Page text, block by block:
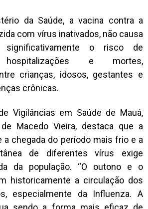
da Saúde, a vacina contra a
com vírus inativados, não causa
o risco de
hospitalizações e mortes,
crianças, idosos, gestantes e
crônicas.
Vigilâncias em Saúde de Mauá,
de Macedo Vieira, destaca que a
a chegada do período mais frio e a
de diferentes vírus exige
da população. “O outono e o
historicamente a circulação dos
especialmente da Influenza. A